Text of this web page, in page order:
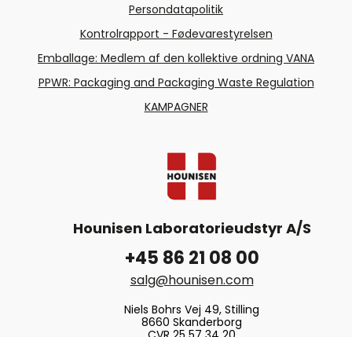
Persondatapolitik
Kontrolrapport - Fødevarestyrelsen
Emballage: Medlem af den kollektive ordning VANA
PPWR: Packaging and Packaging Waste Regulation
KAMPAGNER
Hounisen Laboratorieudstyr A/S
+45 86 21 08 00
salg@hounisen.com
Niels Bohrs Vej 49, Stilling
8660 Skanderborg